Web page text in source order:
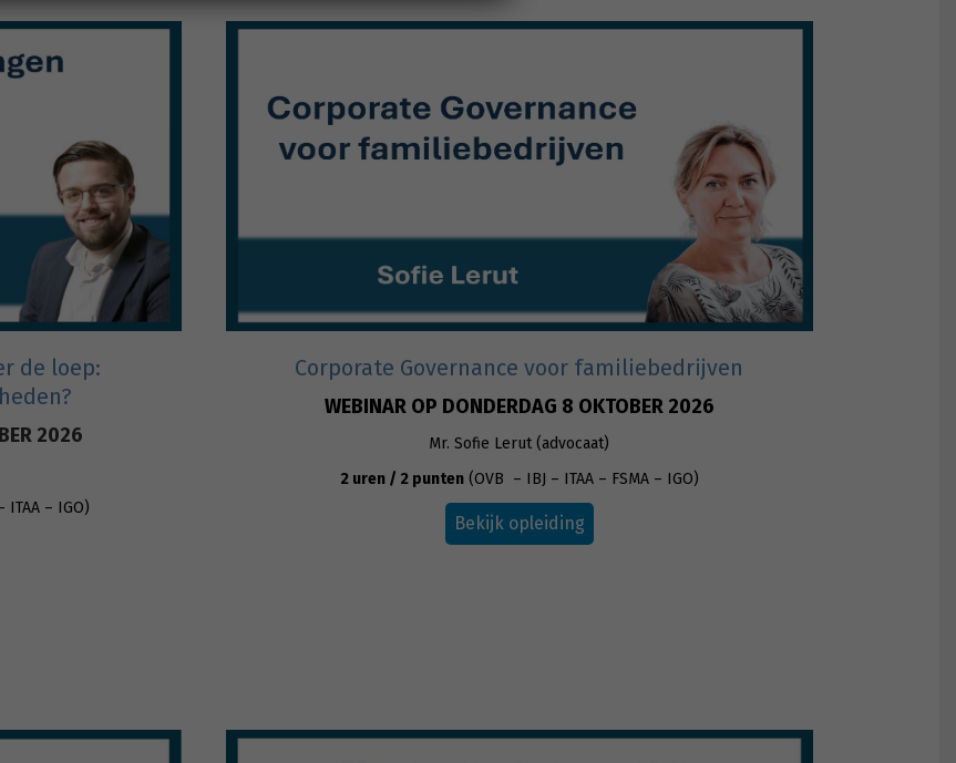
de loep:
2026
ITAA – IGO)
Corporate Governance voor familiebedrijven
WEBINAR OP DONDERDAG 8 OKTOBER 2026
Mr. Sofie Lerut (advocaat)
2 uren / 2 punten(OVB – IBJ – ITAA – FSMA – IGO)
Bekijk opleiding